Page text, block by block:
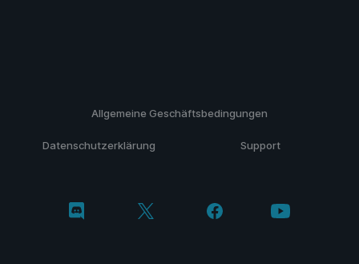
Allgemeine Geschäftsbedingungen
Datenschutzerklärung Support